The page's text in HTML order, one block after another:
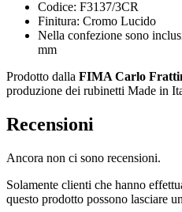
Codice: F3137/3CR
Finitura: Cromo Lucido
Nella confezione sono
mm
Prodotto dalla FIMA Carlo
produzione dei rubinetti Made in
Recensioni
Ancora non ci sono recensioni.
Solamente clienti che hanno
questo prodotto possono lasciare